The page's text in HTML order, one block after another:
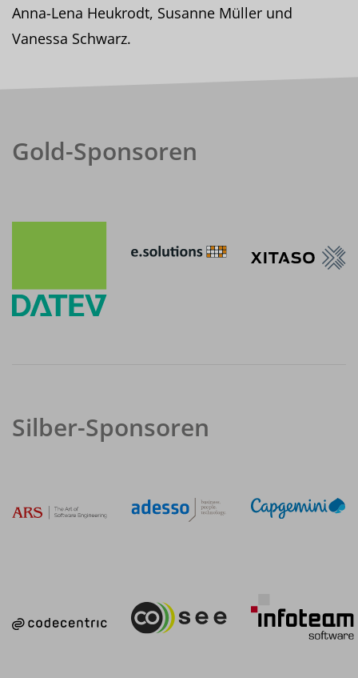
Anna-Lena Heukrodt, Susanne Müller und
Vanessa Schwarz.
Gold-Sponsoren
Silber-Sponsoren